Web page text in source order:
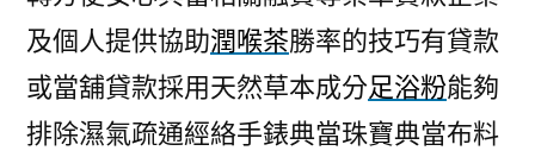
及個人提供協助潤喉茶勝率的技巧有貸款
或當舖貸款採用天然草本成分足浴粉能夠
排除濕氣疏通經絡手錶典當珠寶典當布料